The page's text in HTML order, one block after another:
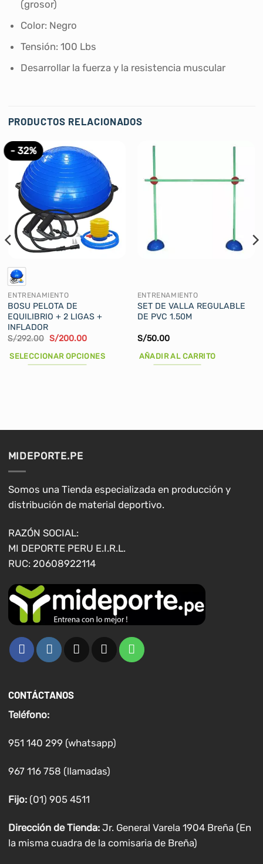
(grosor)
Color: Negro
Tensión: 100 Lbs
Desarrollar la fuerza y la resistencia muscular
PRODUCTOS RELACIONADOS
- 32%
ENTRENAMIENTO
BOSU PELOTA DE
EQUILIBRIO + 2 LIGAS +
INFLADOR
S/292.00 El
original
era:
S/200.00El
actual
es:
SELECCIONAR OPCIONES
se
pueden
elegir
en
página
de
producto
ENTRENAMIENTO
SET DE VALLA REGULABLE
DE PVC 1.50M
S/50.00
AÑADIR AL CARRITO
MIDEPORTE.PE
Somos una Tienda especializada en producción y
distribución de material deportivo.
RAZÓN SOCIAL:
MI DEPORTE PERU E.I.R.L.
RUC: 20608922114
CONTÁCTANOS
Teléfono:
951 140 299 (whatsapp)
967 116 758 (llamadas)
Fijo:(01) 905 4511
Dirección de Tienda: Jr. General Varela 1904 Breña (En
la misma cuadra de la comisaria de Breña)